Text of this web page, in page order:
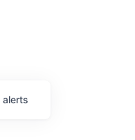
alerts